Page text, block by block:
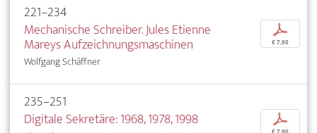
221–234
Mechanische Schreiber. Jules Etienne
Mareys Aufzeichnungsmaschinen
Wolfgang Schäffner
p
€ 7,95
235–251
Digitale Sekretäre: 1968, 1978, 1998
p